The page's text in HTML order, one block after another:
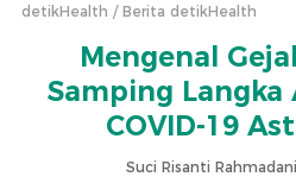
detikHealth Berita detikHealth
Mengenal
Samping Langka
COVID-19
Suci Risanti